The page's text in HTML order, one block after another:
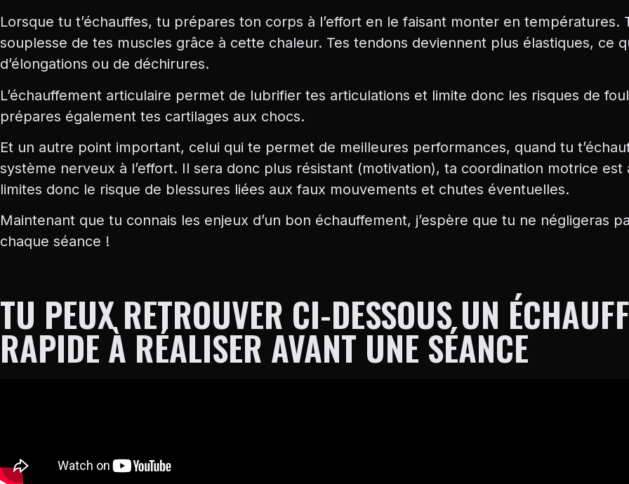
Lorsque tu t’échauffes, tu prépares ton corps à l’effort en le faisant monter en températures.
souplesse de tes muscles grâce à cette chaleur. Tes tendons deviennent plus élastiques, ce
d’élongations ou de déchirures.
L’échauffement articulaire permet de lubrifier tes articulations et limite donc les risques de
prépares également tes cartilages aux chocs.
Et un autre point important, celui qui te permet de meilleures performances, quand tu
système nerveux à l’effort. Il sera donc plus résistant (motivation), ta coordination motrice
limites donc le risque de blessures liées aux faux mouvements et chutes éventuelles.
Maintenant que tu connais les enjeux d’un bon échauffement, j’espère que tu ne négligeras
chaque séance !
TU PEUX RETROUVER CI-DESSOUS UN
RAPIDE À RÉALISER AVANT UNE SÉANCE